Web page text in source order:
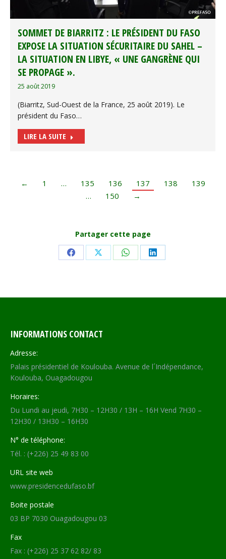
SOMMET DE BIARRITZ : LE PRÉSIDENT DU FASO
EXPOSE LA SITUATION SÉCURITAIRE DU SAHEL –
LA SITUATION EN LIBYE, « UNE GANGRÈNE QUI
SE PROPAGE ».
25 août 2019
(Biarritz, Sud-Ouest de la France, 25 août 2019). Le
président du Faso…
LIRE LA SUITE
← 1 … 135 136 137 138
139
…
150 →
Partager cette page
Share Share Share Share
INFORMATIONS CONTACT
Adresse:
Palais présidentiel de Koulouba. Avenue de l´Indépendance,
Koulouba, Ouagadougou
Horaires:
Du Lundi au jeudi, 7H30 – 12H30 / 13H – 16H Vend 7H30 –
12H30 / 13H30 – 16H30
N° de téléphone:
Tél. : (+226) 25 49 83 00
URL site web
www.presidencedufaso.bf
Boite postale
03 BP 7030 Ouagadougou 03
Fax
Fax : (+226) 25 37 62 82/ 83